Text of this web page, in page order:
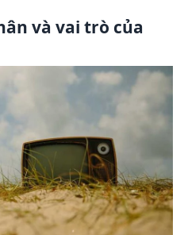
và vai trò của